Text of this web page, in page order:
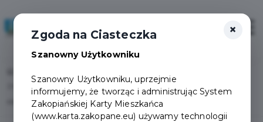
Zmiana terminu Wielkiego Finału Pucharu Zakopanego w narciarstwie
alpejskim
×
Zgoda na Ciasteczka
Szanowny Użytkowniku
Szanowny Użytkowniku, uprzejmie
informujemy, że tworząc i administrując System
Zakopiańskiej Karty Mieszkańca
(www.karta.zakopane.eu) używamy technologii